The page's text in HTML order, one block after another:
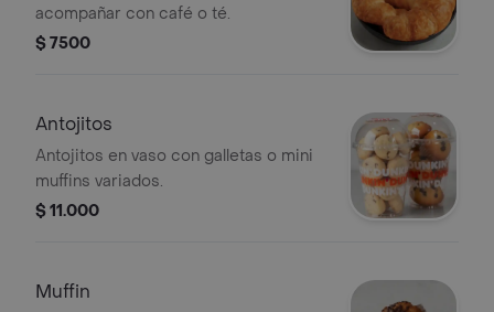
acompañar con café o té.
$ 7500
Antojitos
Antojitos en vaso con galletas o mini
muffins variados.
$ 11.000
Muffin